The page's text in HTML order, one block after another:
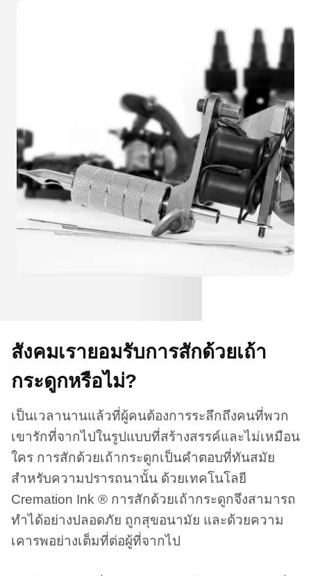
สังคมเรายอมรับการสักด้วยเถ้า
กระดูกหรือไม่?
เป็นเวลานานแล้วที่ผู้คนต้องการระลึกถึงคนที่พวก
เขารักที่จากไปในรูปแบบที่สร้างสรรค์และไม่เหมือน
ใคร การสักด้วยเถ้ากระดูกเป็นคำตอบที่ทันสมัย
สำหรับความปรารถนานั้น ด้วยเทคโนโลยี
Cremation Ink ® การสักด้วยเถ้ากระดูกจึงสามารถ
ทำได้อย่างปลอดภัย ถูกสุขอนามัย และด้วยความ
เคารพอย่างเต็มที่ต่อผู้ที่จากไป